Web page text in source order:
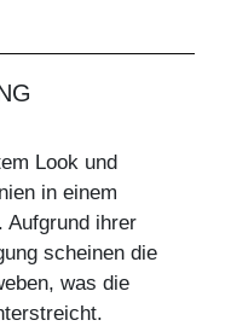
Look und
in einem
Aufgrund ihrer
scheinen die
was die